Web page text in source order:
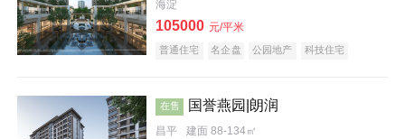
效果图
海淀
105000 元/平米
普通住宅 名企盘 公园地产 科技住宅
在售 国誉燕园|朗润
昌平 建面 88-134㎡